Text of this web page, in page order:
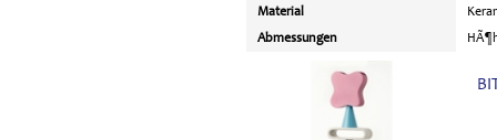
Material
Abmessungen